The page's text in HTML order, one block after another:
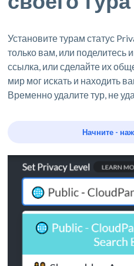
Установите турам статус
только вам, или поделитесь
ссылка, или сделайте их
мир мог искать и находить
Временно удалите тур, не
Начните -